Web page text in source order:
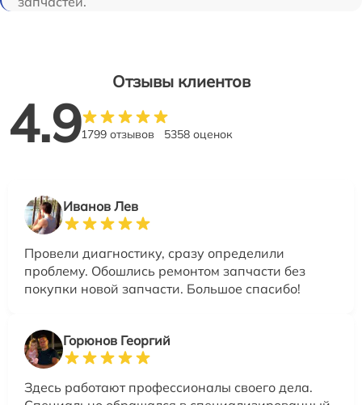
Отзывы клиентов
4.91799 отзывов 5358 оценок
Иванов Лев
Провели диагностику, сразу определили
проблему. Обошлись ремонтом запчасти без
покупки новой запчасти. Большое спасибо!
Горюнов Георгий
Здесь работают профессионалы своего дела.